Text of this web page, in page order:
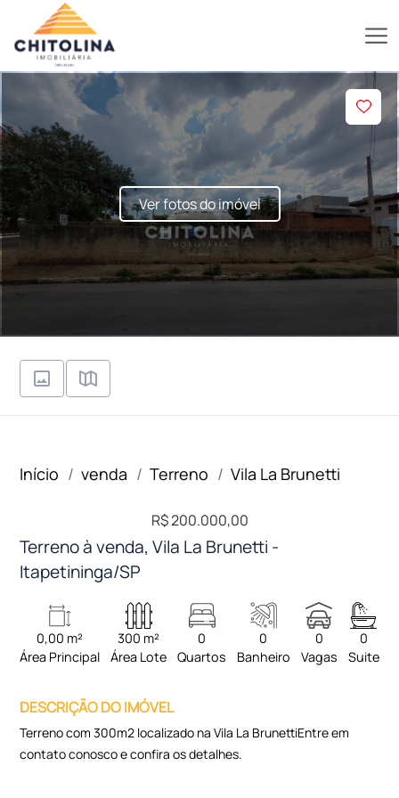
Ver fotos do imóvel
Início venda Terreno Vila La Brunetti
R$ 200.000,00
Terreno à venda, Vila La Brunetti -
Itapetininga/SP
0,00 m²
Área Principal
300 m²
Área Lote
0
Quartos
0
Banheiro
0
Vagas
0
Suite
DESCRIÇÃO DO IMÓVEL
Terreno com 300m2 localizado na Vila La BrunettiEntre em
contato conosco e confira os detalhes.